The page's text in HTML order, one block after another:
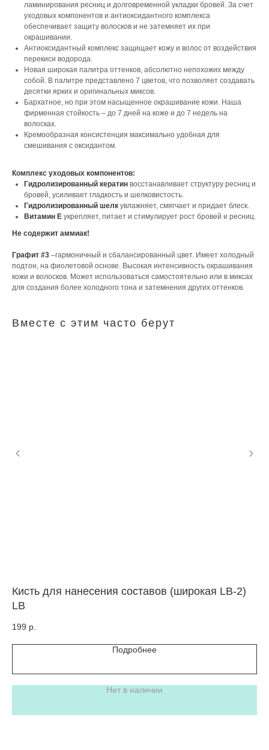
ламинирования ресниц и долговременной укладки бровей. За счет
уходовых компонентов и антиоксидантного комплекса
обеспечивает защиту волосков и не затемняет их при
окрашивании.
Антиоксидантный комплекс защищает кожу и волос от воздействия
перекиси водорода.
Новая широкая палитра оттенков, абсолютно непохожих между
собой. В палитре представлено 7 цветов, что позволяет создавать
десятки ярких и оригинальных миксов.
Бархатное, но при этом насыщенное окрашивание кожи. Наша
фирменная стойкость – до 7 дней на коже и до 7 недель на
волосках.
Кремообразная консистенция максимально удобная для
смешивания с оксидантом.
Комплекс уходовых компонентов:
Гидролизированный кератин восстанавливает структуру ресниц и
бровей, усиливает гладкость и шелковистость.
Гидролизированный шелк увлажняет, смягчает и придает блеск.
Витамин Е укрепляет, питает и стимулирует рост бровей и ресниц.
Не содержит аммиак!
Графит #3 –гармоничный и сбалансированный цвет. Имеет холодный
подтон, на фиолетовой основе. Высокая интенсивность окрашивания
кожи и волосков. Может использоваться самостоятельно или в миксах
для создания более холодного тона и затемнения других оттенков.
Вместе с этим часто берут
Кисть для нанесения составов (широкая LB-2)
LB
199 р.
Подробнее
Нет в наличии